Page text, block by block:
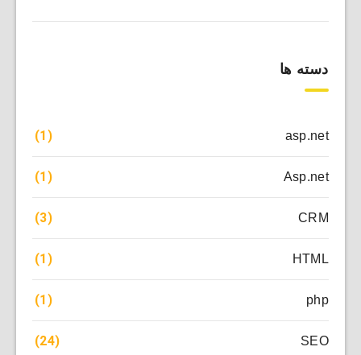
دسته ها
asp.net
(1)
Asp.net
(1)
CRM
(3)
HTML
(1)
php
(1)
SEO
(24)